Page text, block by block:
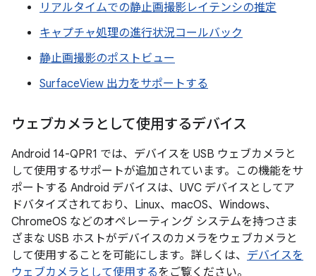
リアルタイムでの静止画撮影レイテンシの推定
キャプチャ処理の進行状況コールバック
静止画撮影のポストビュー
SurfaceView 出力をサポートする
ウェブカメラとして使用するデバイス
Android 14-QPR1 では、デバイスを USB ウェブカメラと
して使用するサポートが追加されています。この機能をサ
ポートする Android デバイスは、UVC デバイスとしてア
ドバタイズされており、Linux、macOS、Windows、
ChromeOS などのオペレーティング システムを持つさま
ざまな USB ホストがデバイスのカメラをウェブカメラと
して使用することを可能にします。詳しくは、 デバイスを
ウェブカメラとして使用するをご覧ください。